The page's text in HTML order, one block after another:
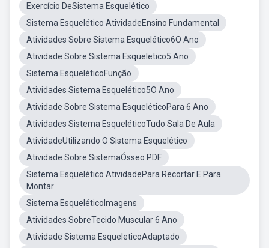
Exercício DeSistema Esquelético
Sistema Esquelético AtividadeEnsino Fundamental
Atividades Sobre Sistema Esquelético6O Ano
Atividade Sobre Sistema Esqueletico5 Ano
Sistema EsqueléticoFunção
Atividades Sistema Esquelético5O Ano
Atividade Sobre Sistema EsqueléticoPara 6 Ano
Atividades Sistema EsqueléticoTudo Sala De Aula
AtividadeUtilizando O Sistema Esquelético
Atividade Sobre SistemaÓsseo PDF
Sistema Esquelético AtividadePara Recortar E Para
Montar
Sistema EsqueléticoImagens
Atividades SobreTecido Muscular 6 Ano
Atividade Sistema EsqueleticoAdaptado